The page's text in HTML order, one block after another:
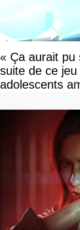
« Ça aurait pu
suite de ce
adolescents